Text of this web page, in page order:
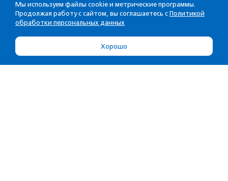
Мы используем файлы cookie и метрические программы.
Продолжая работу с сайтом, вы соглашаетесь с Политикой
обработки персональных данных
Хорошо